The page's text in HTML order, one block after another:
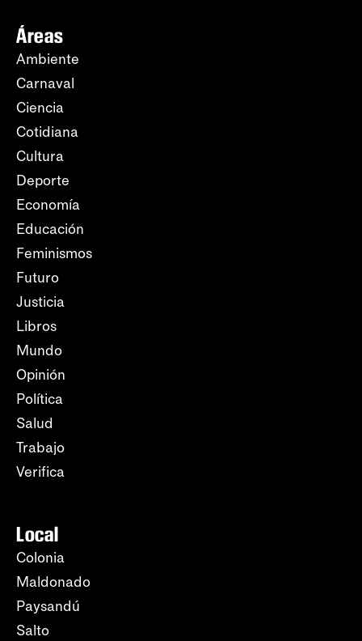
Áreas
Ambiente
Carnaval
Ciencia
Cotidiana
Cultura
Deporte
Economía
Educación
Feminismos
Futuro
Justicia
Libros
Mundo
Opinión
Política
Salud
Trabajo
Verifica
Local
Colonia
Maldonado
Paysandú
Salto